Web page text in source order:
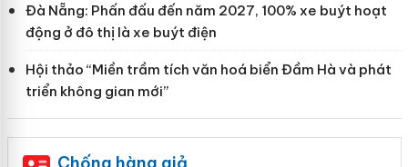
Đà Nẵng: Phấn đấu đến năm 2027, 100% xe buýt hoạt
động ở đô thị là xe buýt điện
Hội thảo “Miền trầm tích văn hoá biển Đầm Hà và phát
triển không gian mới”
Chống hàng giả